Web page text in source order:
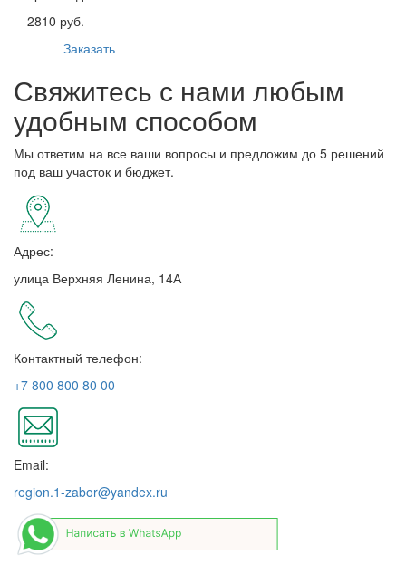
2810 руб.
Заказать
Свяжитесь с нами любым
удобным способом
Мы ответим на все ваши вопросы и предложим до 5 решений
под ваш участок и бюджет.
Адрес:
улица Верхняя Ленина, 14А
Контактный телефон:
+7 800 800 80 00
Email:
region.1-zabor@yandex.ru